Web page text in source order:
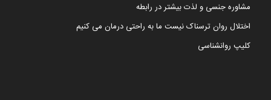
مشاوره جنسی و لذت بیشتر در رابطه
اختلال روان ترسناک نیست ما به راحتی درمان می کنیم
کلیپ روانشناسی